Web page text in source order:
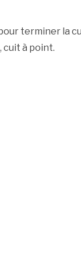
terminer la
cuit à point.